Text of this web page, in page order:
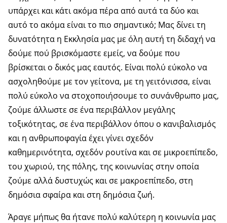
υπάρχει και κάτι ακόμα πέρα από αυτά τα δύο και
αυτό το ακόμα είναι το πιο σημαντικό; Μας δίνει τη
δυνατότητα η Εκκλησία μας με όλη αυτή τη διδαχή να
δούμε πού βρισκόμαστε εμείς, να δούμε που
βρίσκεται ο δικός μας εαυτός. Είναι πολύ εύκολο να
ασχοληθούμε με τον γείτονα, με τη γειτόνισσα, είναι
πολύ εύκολο να στοχοποιήσουμε το συνάνθρωπο μας,
ζούμε άλλωστε σε ένα περιβάλλον μεγάλης
τοξικότητας, σε ένα περιβάλλον όπου ο κανιβαλισμός
και η ανθρωποφαγία έχει γίνει σχεδόν
καθημερινότητα, σχεδόν ρουτίνα και σε μικροεπίπεδο,
του χωριού, της πόλης, της κοινωνίας στην οποία
ζούμε αλλά δυστυχώς και σε μακροεπίπεδο, στη
δημόσια σφαίρα και στη δημόσια ζωή.
Άραγε μήπως θα ήτανε πολύ καλύτερη η κοινωνία μας